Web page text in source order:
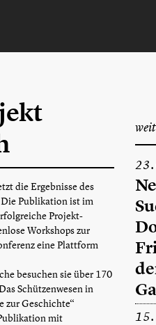
die Ergebnisse des
Publikation ist im
Projekt-
Workshops zur
eine Plattform
besuchen sie über 170
Schützenwesen in
zur Geschichte“
mit
23.
15.